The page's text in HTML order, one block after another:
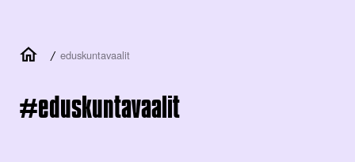
/ eduskuntavaalit
eduskuntavaalit